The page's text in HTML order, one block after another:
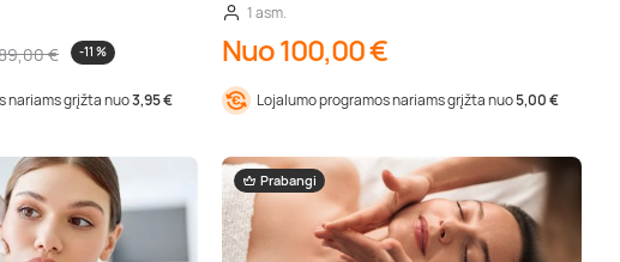
€ -11 %
nariams grįžta nuo3,95 €
1 asm.
Nuo 100,00 €
Lojalumo programos nariams grįžta nuo5,00 €
Prabangi